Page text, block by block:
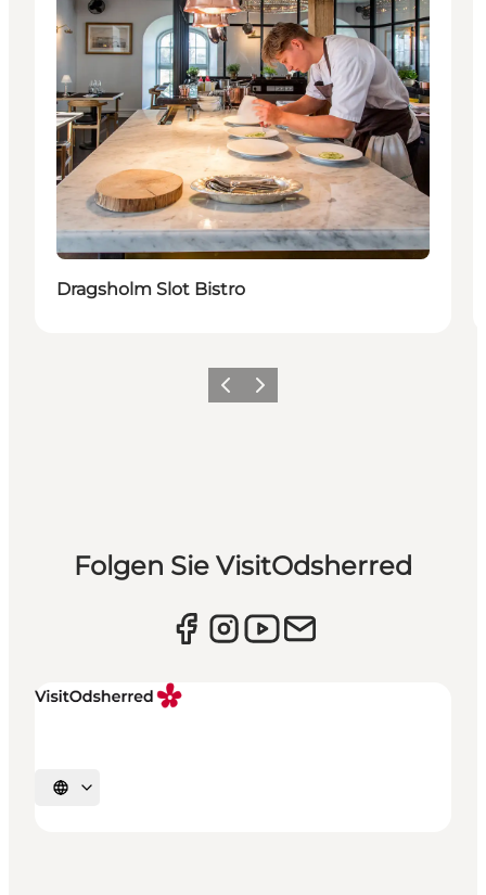
Dragsholm Slot Bistro
Vorherige Folie
Nächste Folie
Folgen Sie VisitOdsherred
Sprache auswählen